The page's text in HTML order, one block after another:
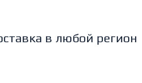
в любой регион